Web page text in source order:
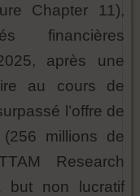
Chapter 11),
financières
après une
au cours de
l’offre de
(256 millions de
Research
but non lucratif